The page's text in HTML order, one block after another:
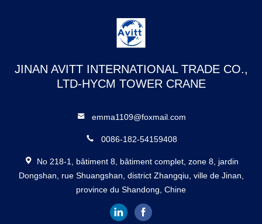
JINAN AVITT INTERNATIONAL TRADE CO.,
LTD-HYCM TOWER CRANE
emma1109@foxmail.com
0086-182-54159408
No 218-1, bâtiment 8, bâtiment complet, zone 8, jardin
Dongshan, rue Shuangshan, district Zhangqiu, ville de Jinan,
province du Shandong, Chine